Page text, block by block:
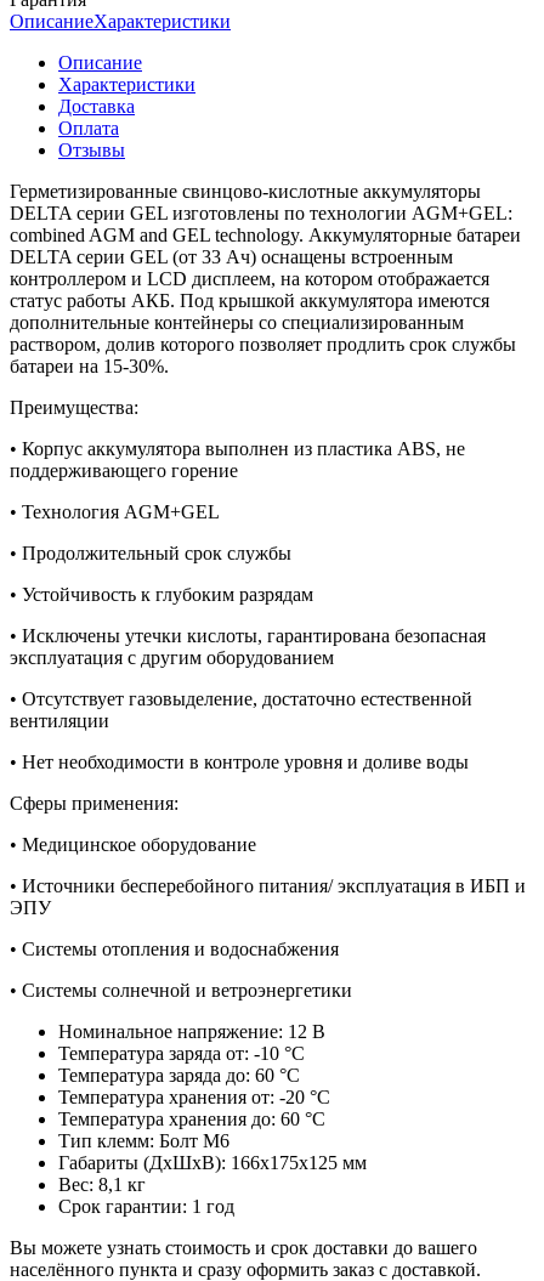
ОписаниеХарактеристики
Описание
Характеристики
Доставка
Оплата
Отзывы
Герметизированные свинцово-кислотные аккумуляторы
DELTA серии GEL изготовлены по технологии AGM+GEL:
combined AGM and GEL technology. Аккумуляторные батареи
DELTA серии GEL (от 33 Ач) оснащены встроенным
контроллером и LСD дисплеем, на котором отображается
статус работы АКБ. Под крышкой аккумулятора имеются
дополнительные контейнеры со специализированным
раствором, долив которого позволяет продлить срок службы
батареи на 15-30%.
Преимущества:
• Корпус аккумулятора выполнен из пластика ABS, не
поддерживающего горение
• Технология AGM+GEL
• Продолжительный срок службы
• Устойчивость к глубоким разрядам
• Исключены утечки кислоты, гарантирована безопасная
эксплуатация с другим оборудованием
• Отсутствует газовыделение, достаточно естественной
вентиляции
• Нет необходимости в контроле уровня и доливе воды
Сферы применения:
• Медицинское оборудование
• Источники бесперебойного питания/ эксплуатация в ИБП и
ЭПУ
• Системы отопления и водоснабжения
• Системы солнечной и ветроэнергетики
Номинальное напряжение: 12 В
Температура заряда от: -10 °С
Температура заряда до: 60 °С
Температура хранения от: -20 °С
Температура хранения до: 60 °С
Тип клемм: Болт М6
Габариты (ДxШxВ): 166x175x125 мм
Вес: 8,1 кг
Срок гарантии: 1 год
Вы можете узнать стоимость и срок доставки до вашего
населённого пункта и сразу оформить заказ с доставкой.